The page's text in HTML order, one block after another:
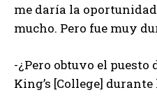
me daría la
mucho. Pero fue muy
-¿Pero obtuvo el
King’s [College] durante